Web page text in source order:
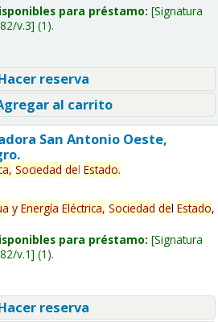
para préstamo: Signatura
v.3 (1).
reserva
al carrito
San Antonio Oeste,
Sociedad del Estado.
y Energía Eléctrica, Sociedad del Estado,
para préstamo: Signatura
v.1 (1).
reserva